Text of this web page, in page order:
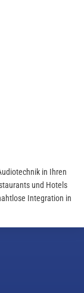
in Ihren
und Hotels
Integration in